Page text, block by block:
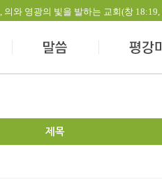
와 영광의 빛을 발하는 교회(창
제목